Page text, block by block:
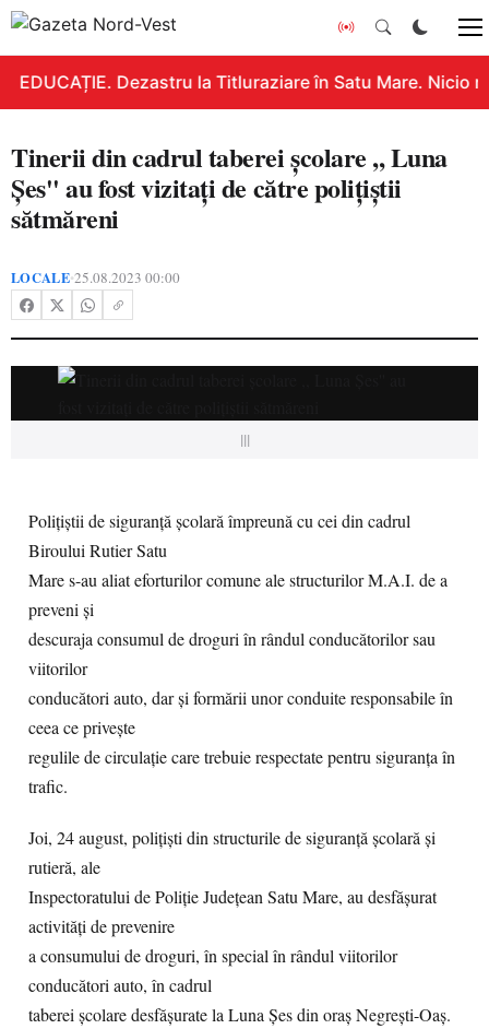
EDUCAȚIE. Dezastru la Titluraziare în Satu Mare. Nicio
Tinerii din cadrul taberei școlare ,, Luna
Șes'' au fost vizitați de către polițiștii
sătmăreni
LOCALE•25.08.2023 00:00
|||
Polițiștii de siguranță școlară împreună cu cei din cadrul
Biroului Rutier Satu
Mare s-au aliat eforturilor comune ale structurilor M.A.I. de a
preveni și
descuraja consumul de droguri în rândul conducătorilor sau
viitorilor
conducători auto, dar și formării unor conduite responsabile în
ceea ce privește
regulile de circulație care trebuie respectate pentru siguranța în
trafic.
Joi, 24 august, polițiști din structurile de siguranță școlară și
rutieră, ale
Inspectoratului de Poliție Județean Satu Mare, au desfășurat
activități de prevenire
a consumului de droguri, în special în rândul viitorilor
conducători auto, în cadrul
taberei școlare desfășurate la Luna Șes din oraș Negrești-Oaș.